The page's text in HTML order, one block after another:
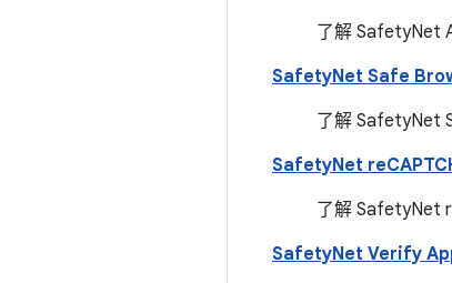
了解 SafetyNet
SafetyNet Safe
了解 SafetyNet
SafetyNet
了解 SafetyNet
SafetyNet Verify